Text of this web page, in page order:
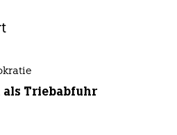
als Triebabfuhr